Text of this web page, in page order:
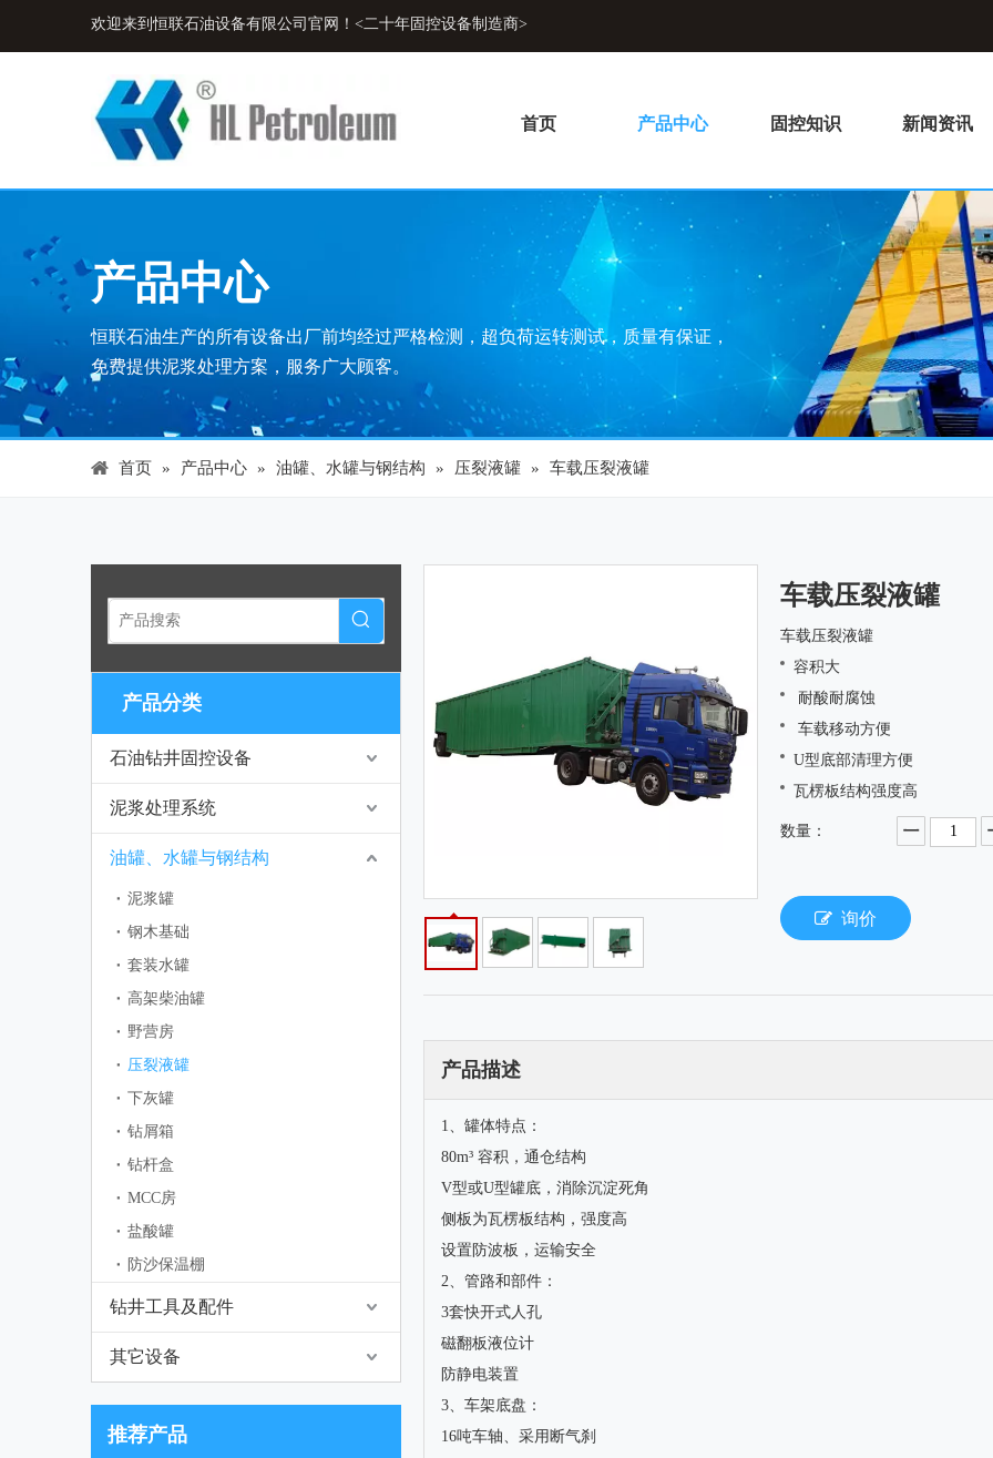
欢迎来到恒联石油设备有限公司官网！<二十年固控设备制造商>
首页 产品中心 固控知识 新闻资讯
产品中心
恒联石油生产的所有设备出厂前均经过严格检测，超负荷运转测试，质量有保证，
免费提供泥浆处理方案，服务广大顾客。
首页 » 产品中心 » 油罐、水罐与钢结构 » 压裂液罐 » 车载压裂液罐
产品分类
石油钻井固控设备
泥浆处理系统
油罐、水罐与钢结构
泥浆罐
钢木基础
套装水罐
高架柴油罐
野营房
压裂液罐
下灰罐
钻屑箱
钻杆盒
MCC房
盐酸罐
防沙保温棚
钻井工具及配件
其它设备
推荐产品
车载压裂液罐
车载压裂液罐
容积大
耐酸耐腐蚀
车载移动方便
U型底部清理方便
瓦楞板结构强度高
数量：
询价
产品描述
1、罐体特点：
80m³ 容积，通仓结构
V型或U型罐底，消除沉淀死角
侧板为瓦楞板结构，强度高
设置防波板，运输安全
2、管路和部件：
3套快开式人孔
磁翻板液位计
防静电装置
3、车架底盘：
16吨车轴、采用断气刹